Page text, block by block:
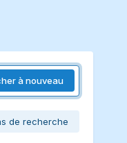
à nouveau
de recherche